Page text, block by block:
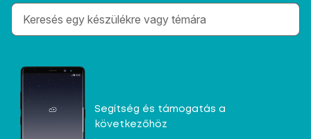
Gépelés közben megjelennek a keresési
Segítség és támogatás a
következőhöz